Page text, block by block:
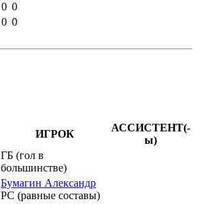
0 0
0 0
ИГРОК
АССИСТЕНТ(-
ы)
ГБ (гол в
большинстве)
Бумагин Александр
РС (равные составы)